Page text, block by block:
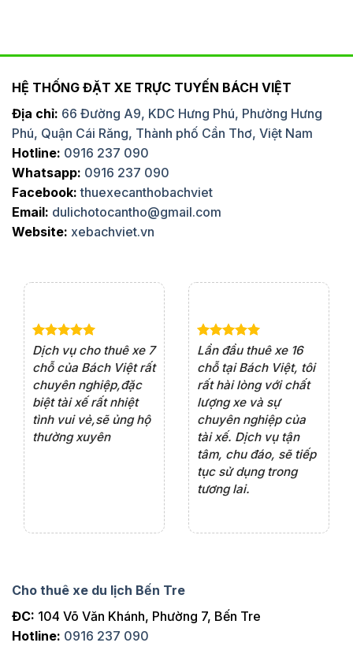
HỆ THỐNG ĐẶT XE TRỰC TUYẾN BÁCH VIỆT
Địa chỉ: 66 Đường A9, KDC Hưng Phú, Phường Hưng
Phú, Quận Cái Răng, Thành phố Cần Thơ, Việt Nam
Hotline: 0916 237 090
Whatsapp: 0916 237 090
Facebook: thuexecanthobachviet
Email: dulichotocantho@gmail.com
Website: xebachviet.vn
Dịch vụ cho thuê xe 7
chỗ của Bách Việt rất
chuyên nghiệp,đặc
biệt tài xế rất nhiệt
tình vui vẻ,sẽ ủng hộ
thường xuyên
Lần đầu thuê xe 16
chỗ tại Bách Việt, tôi
rất hài lòng với chất
lượng xe và sự
chuyên nghiệp của
tài xế. Dịch vụ tận
tâm, chu đáo, sẽ tiếp
tục sử dụng trong
tương lai.
Cho thuê xe du lịch Bến Tre
ĐC: 104 Võ Văn Khánh, Phường 7, Bến Tre
Hotline: 0916 237 090